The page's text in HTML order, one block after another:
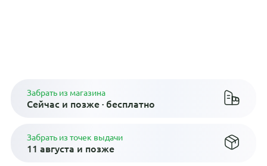
Забрать из магазина
Сейчас и позже · бесплатно
Забрать из точек выдачи
11 августа и позже